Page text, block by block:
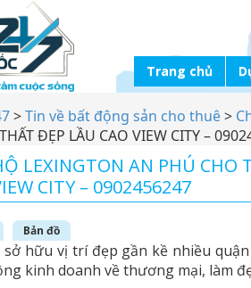
Trang chủ
>Tin về bất động sản cho thuê>
ĐẸP LẦU CAO VIEW CITY –
LEXINGTON AN PHÚ CHO
CITY – 0902456247
Bản đồ
sở hữu vị trí đẹp gần kề nhiều
kinh doanh về thương mại, làm